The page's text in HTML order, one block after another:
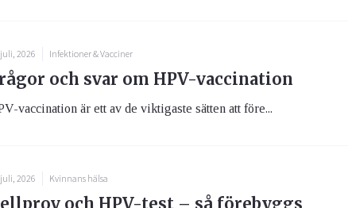
2026 Infektioner & Vacciner
och svar om HPV-vaccination
vaccination är ett av de viktigaste sätten att före...
2026 Kvinnans hälsa
och HPV-test – så förebyggs